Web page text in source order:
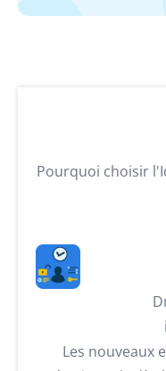
Pourquoi choisir
Les nouveaux